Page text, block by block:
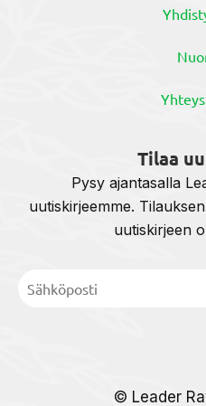
Tilaa
Pysy ajantasalla
uutiskirjeemme.
uutiskirjeen
© Leader